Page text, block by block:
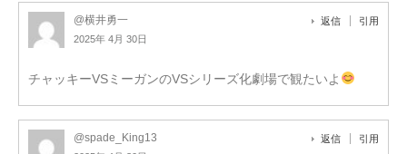
@横井勇一
2025年 4月 30日
返信 引用
チャッキーVSミーガンのVSシリーズ化劇場で観たいよ
@spade_King13 返信 引用